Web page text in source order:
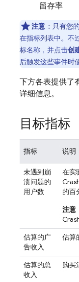
留存率
注意 ：只有您
在指标列表中。不
标名称，并点击创
后触发这些事件时
下方各表提供了
详细信息。
目标指标
指标 说明
未遇到崩
溃问题的
用户数
在实
的百
注意
估算的广
告收入
估算
估算的总
收入
购买